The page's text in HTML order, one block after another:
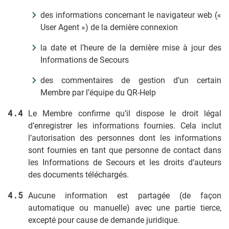
des informations concernant le navigateur web («
User Agent ») de la dernière connexion
la date et l’heure de la dernière mise à jour des
Informations de Secours
des commentaires de gestion d’un certain
Membre par l’équipe du QR-Help
Le Membre confirme qu’il dispose le droit légal
d’enregistrer les informations fournies. Cela inclut
l’autorisation des personnes dont les informations
sont fournies en tant que personne de contact dans
les Informations de Secours et les droits d’auteurs
des documents téléchargés.
Aucune information est partagée (de façon
automatique ou manuelle) avec une partie tierce,
excepté pour cause de demande juridique.